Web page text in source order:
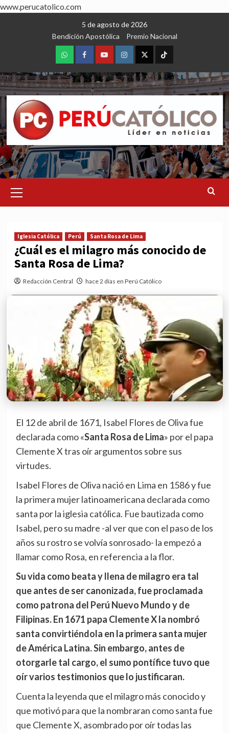
www.perucatolico.com
5 de agosto de 2026
Bendición Apostólica
Premio Nacional
WhatsAppFacebookYoutubeInstagram
X TikTok
Menu
Iglesia Católica Perú Santa Rosa de Lima
¿Cuál es el milagro más conocido de
Santa Rosa de Lima?
Redacción Central hace 2 días en Perú Católico
El 12 de abril de 1671, Isabel Flores de Oliva fue
declarada como «Santa Rosa de Lima» por el papa
Clemente X tras oír argumentos sobre sus
virtudes.
Isabel Flores de Oliva nació en Lima en 1586 y fue
la primera mujer latinoamericana declarada como
santa por la iglesia católica. Fue bautizada como
Isabel, pero su madre -al ver que con el paso de los
años su rostro se volvía sonrosado- la empezó a
llamar como Rosa, en referencia a la flor.
Su vida como beata y llena de milagro era tal
que antes de ser canonizada, fue proclamada
como patrona del Perú Nuevo Mundo y de
Filipinas. En 1671 papa Clemente X la nombró
santa convirtiéndola en la primera santa mujer
de América Latina. Sin embargo, antes de
otorgarle tal cargo, el sumo pontífice tuvo que
oír varios testimonios que lo justificaran.
Cuenta la leyenda que el milagro más conocido y
que motivó para que la nombraran como santa fue
que Clemente X, asombrado por oír todas las